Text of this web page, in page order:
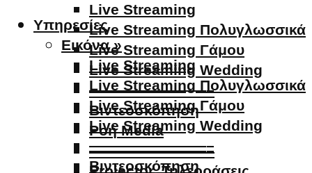
Live Streaming
Live Streaming Πολυγλωσσικά
Live Streaming Γάμου
Live Streaming Wedding
————————–
Βιντεοσκόπηση
Ροή Media
————————–
Υπηρεσίες
Εικόνα »
Live Streaming
Live Streaming Πολυγλωσσικά
Live Streaming Γάμου
Live Streaming Wedding
————————–
Βιντεοσκόπηση